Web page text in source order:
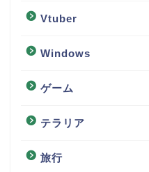
Vtuber
Windows
ゲーム
テラリア
旅行